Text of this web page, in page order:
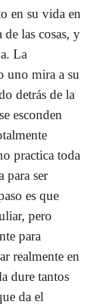
en su vida en
las cosas, y
La
uno mira a su
detrás de la
esconden
practica toda
para ser
es que
pero
para
realmente en
dure tantos
da el